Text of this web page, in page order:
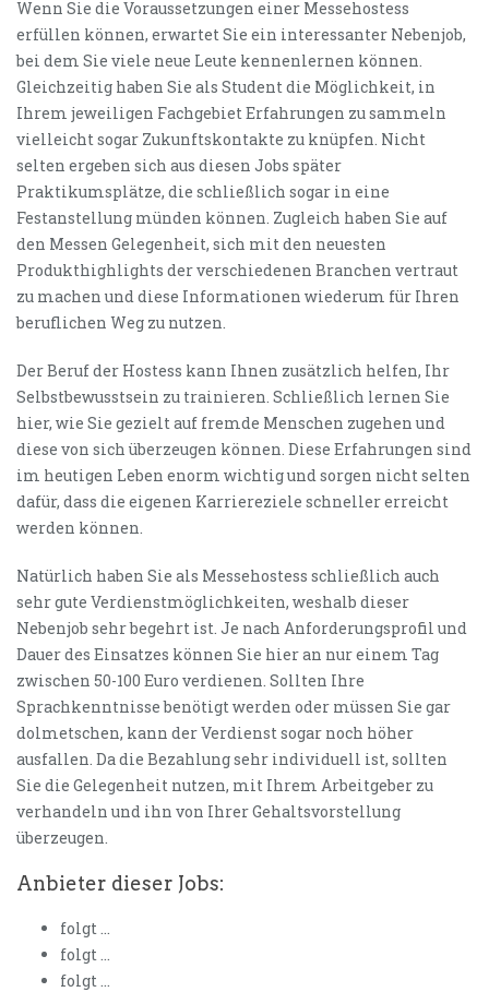
Wenn Sie die Voraussetzungen einer Messehostess
erfüllen können, erwartet Sie ein interessanter Nebenjob,
bei dem Sie viele neue Leute kennenlernen können.
Gleichzeitig haben Sie als Student die Möglichkeit, in
Ihrem jeweiligen Fachgebiet Erfahrungen zu sammeln
vielleicht sogar Zukunftskontakte zu knüpfen. Nicht
selten ergeben sich aus diesen Jobs später
Praktikumsplätze, die schließlich sogar in eine
Festanstellung münden können. Zugleich haben Sie auf
den Messen Gelegenheit, sich mit den neuesten
Produkthighlights der verschiedenen Branchen vertraut
zu machen und diese Informationen wiederum für Ihren
beruflichen Weg zu nutzen.
Der Beruf der Hostess kann Ihnen zusätzlich helfen, Ihr
Selbstbewusstsein zu trainieren. Schließlich lernen Sie
hier, wie Sie gezielt auf fremde Menschen zugehen und
diese von sich überzeugen können. Diese Erfahrungen sind
im heutigen Leben enorm wichtig und sorgen nicht selten
dafür, dass die eigenen Karriereziele schneller erreicht
werden können.
Natürlich haben Sie als Messehostess schließlich auch
sehr gute Verdienstmöglichkeiten, weshalb dieser
Nebenjob sehr begehrt ist. Je nach Anforderungsprofil und
Dauer des Einsatzes können Sie hier an nur einem Tag
zwischen 50-100 Euro verdienen. Sollten Ihre
Sprachkenntnisse benötigt werden oder müssen Sie gar
dolmetschen, kann der Verdienst sogar noch höher
ausfallen. Da die Bezahlung sehr individuell ist, sollten
Sie die Gelegenheit nutzen, mit Ihrem Arbeitgeber zu
verhandeln und ihn von Ihrer Gehaltsvorstellung
überzeugen.
Anbieter dieser Jobs:
folgt …
folgt …
folgt …